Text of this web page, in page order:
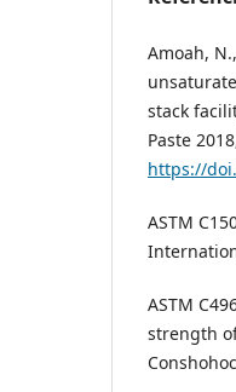
Amoah,
stack
Paste
https://
ASTM
ASTM
strength